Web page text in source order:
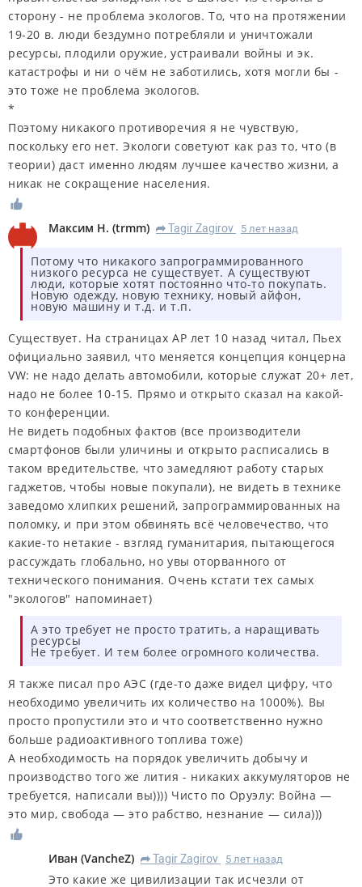
сторону - не проблема экологов. То, что на протяжении
19-20 в. люди бездумно потребляли и уничтожали
ресурсы, плодили оружие, устраивали войны и эк.
катастрофы и ни о чём не заботились, хотя могли бы -
это тоже не проблема экологов.
*
Поэтому никакого противоречия я не чувствую,
поскольку его нет. Экологи советуют как раз то, что (в
теории) даст именно людям лучшее качество жизни, а
никак не сокращение населения.
Максим Н. (trmm) R Tagir Zagirov 5 лет назад
Потому что никакого запрограммированного
низкого ресурса не существует. А существуют
люди, которые хотят постоянно что-то покупать.
Новую одежду, новую технику, новый айфон,
новую машину и т.д. и т.п.
Существует. На страницах АР лет 10 назад читал, Пьех
официально заявил, что меняется концепция концерна
VW: не надо делать автомобили, которые служат 20+ лет,
надо не более 10-15. Прямо и открыто сказал на какой-
то конференции.
Не видеть подобных фактов (все производители
смартфонов были уличины и открыто расписались в
таком вредительстве, что замедляют работу старых
гаджетов, чтобы новые покупали), не видеть в технике
заведомо хлипких решений, запрограммированных на
поломку, и при этом обвинять всё человечество, что
какие-то нетакие - взгляд гуманитария, пытающегося
рассуждать глобально, но увы оторванного от
технического понимания. Очень кстати тех самых
"экологов" напоминает)
А это требует не просто тратить, а наращивать
ресурсы
Не требует. И тем более огромного количества.
Я также писал про АЭС (где-то даже видел цифру, что
необходимо увеличить их количество на 1000%). Вы
просто пропустили это и что соответственно нужно
больше радиоактивного топлива тоже)
А необходимость на порядок увеличить добычу и
производство того же лития - никаких аккумуляторов не
требуется, написали вы)))) Чисто по Оруэлу: Война —
это мир, свобода — это рабство, незнание — сила)))
Иван (VancheZ) R Tagir Zagirov 5 лет назад
Это какие же цивилизации так исчезли от